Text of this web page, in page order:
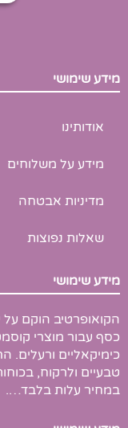
מידע שימושי
אודותינו
מידע על משלוחים
מדיניות אבטחה
שאלות נפוצות
מידע שימושי
הקואופרטיב הוקם
כסף עבור מוצרי
כימיקאליים ורעלים.
טבעיים ולרקוח,
במחיר עלות בלבד….